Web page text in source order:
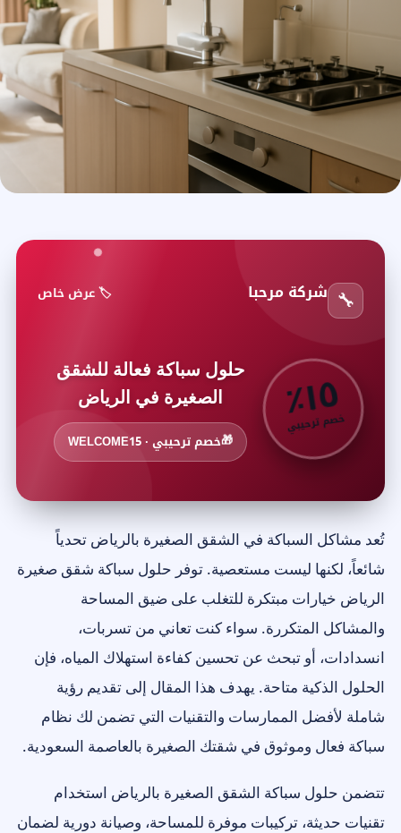
🔧 شركة مرحبا 🏷️ عرض خاص
١٥
٪
خصم ترحيبي
حلول سباكة فعالة للشقق
الصغيرة في الرياض
🎁خصم ترحيبي · WELCOME15
تُعد مشاكل السباكة في الشقق الصغيرة بالرياض تحدياً
شائعاً، لكنها ليست مستعصية. توفر حلول سباكة شقق صغيرة
الرياض خيارات مبتكرة للتغلب على ضيق المساحة
والمشاكل المتكررة. سواء كنت تعاني من تسربات،
انسدادات، أو تبحث عن تحسين كفاءة استهلاك المياه، فإن
الحلول الذكية متاحة. يهدف هذا المقال إلى تقديم رؤية
شاملة لأفضل الممارسات والتقنيات التي تضمن لك نظام
سباكة فعال وموثوق في شقتك الصغيرة بالعاصمة السعودية.
تتضمن حلول سباكة الشقق الصغيرة بالرياض استخدام
تقنيات حديثة، تركيبات موفرة للمساحة، وصيانة دورية لضمان